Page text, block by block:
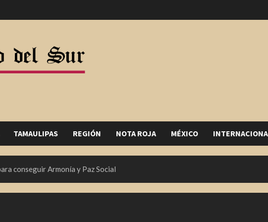
TAMAULIPAS REGIÓN NOTA ROJA MÉXICO
conseguir Armonía y Paz Social